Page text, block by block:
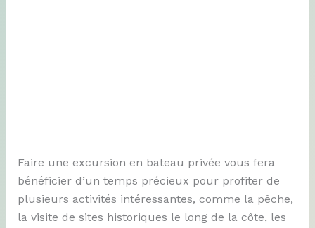
Faire une excursion en bateau privée vous fera
bénéficier d’un temps précieux pour profiter de
plusieurs activités intéressantes, comme la pêche,
la visite de sites historiques le long de la côte, les